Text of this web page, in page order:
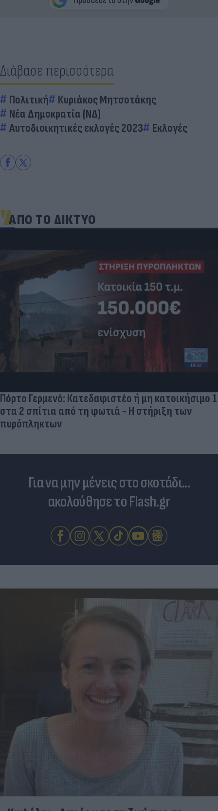
Διάβασε περισσότερα
Πολιτική
Κυριάκος Μητσοτάκης
Νέα Δημοκρατία (ΝΔ)
Αυτοδιοικητικές εκλογές 2023
Εκλογές
ΑΠΟ ΤΟ ΔΙΚΤΥΟ
Τουρκία: Μετά το... φρένο για τα F-35 έρχονται
στο επίκεντρο τα Eurofighter
Για να μην μένεις στο σκοτάδι...
ακολούθησε το Flash.gr